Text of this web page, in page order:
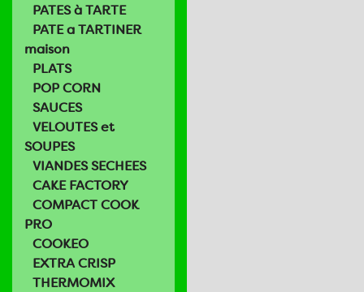
PATES à TARTE
PATE a TARTINER
maison
PLATS
POP CORN
SAUCES
VELOUTES et
SOUPES
VIANDES SECHEES
CAKE FACTORY
COMPACT COOK
PRO
COOKEO
EXTRA CRISP
THERMOMIX